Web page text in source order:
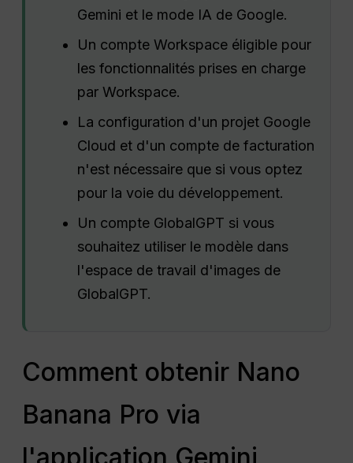
Gemini et le mode IA de Google.
Un compte Workspace éligible pour
les fonctionnalités prises en charge
par Workspace.
La configuration d'un projet Google
Cloud et d'un compte de facturation
n'est nécessaire que si vous optez
pour la voie du développement.
Un compte GlobalGPT si vous
souhaitez utiliser le modèle dans
l'espace de travail d'images de
GlobalGPT.
Comment obtenir Nano
Banana Pro via